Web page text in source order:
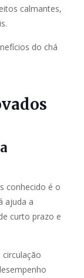
calmantes,
do chá
conhecido é o
ajuda a
curto prazo e